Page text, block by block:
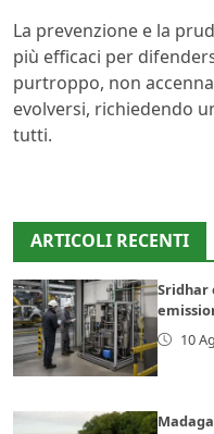
La prevenzione e la
più efficaci per
purtroppo, non
evolversi, richiedendo
tutti.
ARTICOLI RECENTI
Sridhar
10